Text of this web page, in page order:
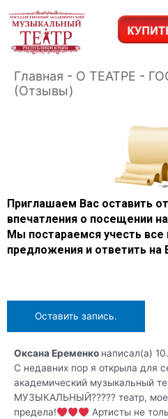
Главная - О ТЕАТРЕ -
(Отзывы)
Приглашаем Вас оставить
впечатления о посещении
Мы постараемся учесть
предложения и ответить
Оксана Еременко написал(а)
С недавних пор я открыла для
академический музыкальный
МУЗЫКАЛЬНЫЙ????? театр,
предела!
Артисты не